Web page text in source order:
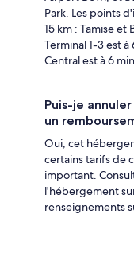
Park. Les points
15 km : Tamise
Terminal 1-3 est
Central est à 6
Puis-je
un
Oui, cet
certains tarifs de
important.
l'hébergement
renseignements